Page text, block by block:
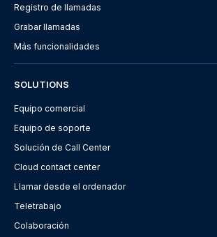
Registro de llamadas
Grabar llamadas
Más funcionalidades
SOLUTIONS
Equipo comercial
Equipo de soporte
Solución de Call Center
Cloud contact center
Llamar desde el ordenador
Teletrabajo
Colaboración